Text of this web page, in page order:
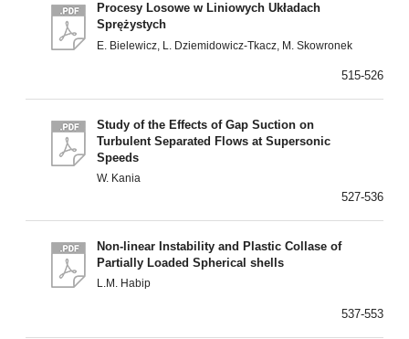
Procesy Losowe w Liniowych Układach
Sprężystych
E. Bielewicz, L. Dziemidowicz-Tkacz, M. Skowronek
515-526
Study of the Effects of Gap Suction on
Turbulent Separated Flows at Supersonic
Speeds
W. Kania
527-536
Non-linear Instability and Plastic Collase of
Partially Loaded Spherical shells
L.M. Habip
537-553